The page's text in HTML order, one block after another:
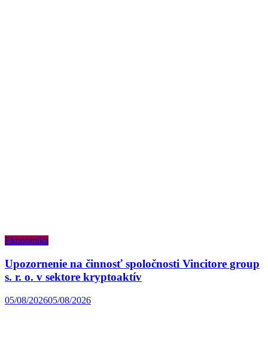
Ekonomika
Upozornenie na činnosť spoločnosti Vincitore group
s. r. o. v sektore kryptoaktív
05/08/202605/08/2026